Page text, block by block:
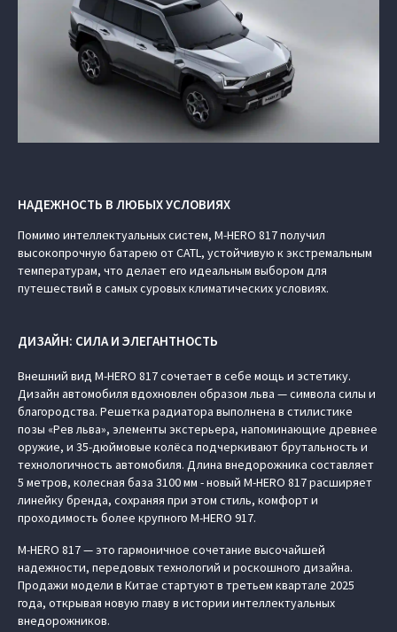
НАДЕЖНОСТЬ В ЛЮБЫХ УСЛОВИЯХ
Помимо интеллектуальных систем, M‑HERO 817 получил
высокопрочную батарею от CATL, устойчивую к экстремальным
температурам, что делает его идеальным выбором для
путешествий в самых суровых климатических условиях.
ДИЗАЙН: СИЛА И ЭЛЕГАНТНОСТЬ
Внешний вид M‑HERO 817 сочетает в себе мощь и эстетику.
Дизайн автомобиля вдохновлен образом льва — символа силы и
благородства. Решетка радиатора выполнена в стилистике
позы «Рев льва», элементы экстерьера, напоминающие древнее
оружие, и 35-дюймовые колёса подчеркивают брутальность и
технологичность автомобиля. Длина внедорожника составляет
5 метров, колесная база 3100 мм - новый M‑HERO 817 расширяет
линейку бренда, сохраняя при этом стиль, комфорт и
проходимость более крупного M‑HERO 917.
M‑HERO 817 — это гармоничное сочетание высочайшей
надежности, передовых технологий и роскошного дизайна.
Продажи модели в Китае стартуют в третьем квартале 2025
года, открывая новую главу в истории интеллектуальных
внедорожников.